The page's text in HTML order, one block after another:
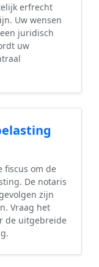
erfrecht
Uw wensen
juridisch
uw
fiscus om de
De notaris
zijn
Vraag het
de uitgebreide